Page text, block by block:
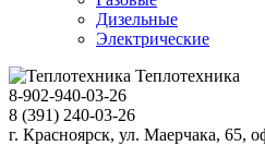
Дизельные
Электрические
Теплотехника
8-902-940-03-26
8 (391) 240-03-26
г. Красноярск, ул. Маерчака, 65,